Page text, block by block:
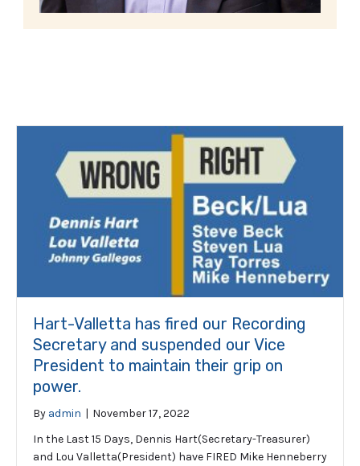
Hart-Valletta has fired our Recording
Secretary and suspended our Vice
President to maintain their grip on
power.
By admin | November 17, 2022
In the Last 15 Days, Dennis Hart(Secretary-Treasurer)
and Lou Valletta(President) have FIRED Mike Henneberry